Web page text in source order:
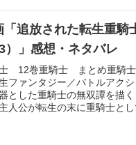
「追放された転生重騎
）」感想・ネタバレ
12巻重騎士 まとめ重騎
ファンタジー／バトルアク
とした重騎士の無双譚を描
人公が転生の末に重騎士と